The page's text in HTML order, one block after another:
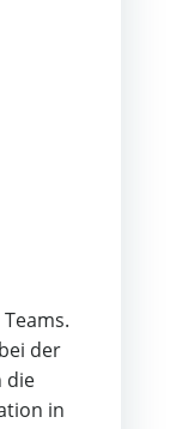
der
die
in